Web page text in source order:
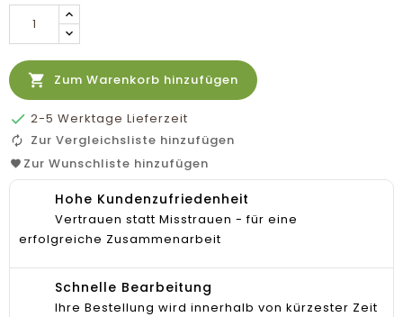
 Zum Warenkorb hinzufügen
 2-5 Werktage Lieferzeit
Zur Vergleichsliste hinzufügen
Zur Wunschliste hinzufügen
Hohe Kundenzufriedenheit
Vertrauen statt Misstrauen - für eine
erfolgreiche Zusammenarbeit
Schnelle Bearbeitung
Ihre Bestellung wird innerhalb von kürzester Zeit